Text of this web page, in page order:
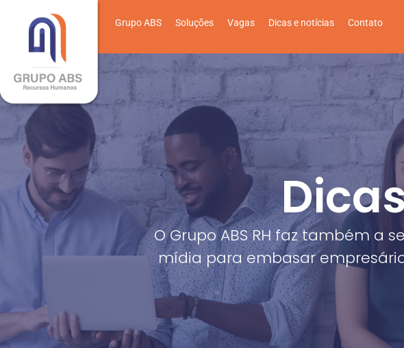
Grupo ABS Soluções Vagas Dicas e notícias Contato
O Grupo ABS RH faz também a
mídia para embasar